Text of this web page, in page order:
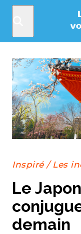
Inspiré/ Les
Le
demain